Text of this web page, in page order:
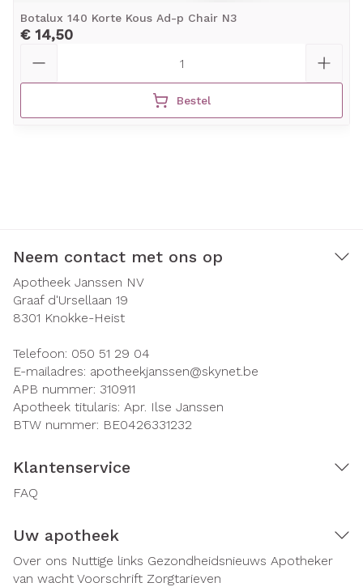
Botalux 140 Korte Kous Ad-p Chair N3
€ 14,50
Bestel
Neem contact met ons op
Apotheek Janssen NV
Graaf d'Ursellaan 19
8301 Knokke-Heist
Telefoon: 050 51 29 04
E-mailadres: apotheekjanssen@skynet.be
APB nummer: 310911
Apotheek titularis: Apr. Ilse Janssen
BTW nummer: BE0426331232
Klantenservice
FAQ
Uw apotheek
Over ons Nuttige links Gezondheidsnieuws Apotheker
van wacht Voorschrift Zorgtarieven